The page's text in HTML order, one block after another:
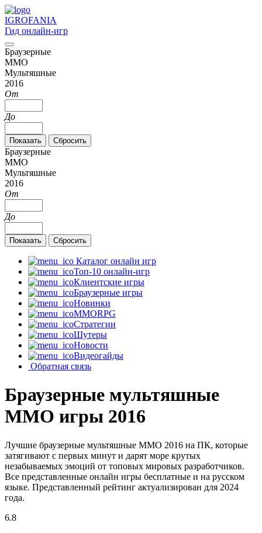
IGROFANIA
Гид онлайн-игр
Браузерные
MMO
Мультяшные
2016
От
До
Браузерные
MMO
Мультяшные
2016
От
До
Каталог онлайн игр
Топ-10 онлайн-игр
Клиентские игры
Браузерные игры
Новинки
MMORPG
Стратегии
Шутеры
Новости
Видеогайды
Обратная связь
Браузерные мультяшные
MMO игры 2016
Лучшие браузерные мультяшные MMO 2016 на ПК, которые
затягивают с первых минут и дарят море крутых
незабываемых эмоций от топовых мировых разработчиков.
Все представленные онлайн игры бесплатные и на русском
языке. Представленный рейтинг актуализирован для 2024
года.
6.8